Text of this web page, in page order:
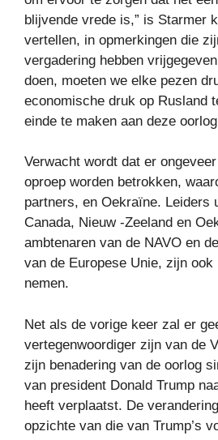
blijvende vrede is,” is Starmer
vertellen, in opmerkingen die
vergadering hebben
doen, moeten we elke pezen
economische druk op Rusland
einde te maken aan deze
Verwacht wordt dat er
oproep worden betrokken,
partners, en Oekraïne. Leiders
Canada, Nieuw -Zeeland en
ambtenaren van de NAVO en
van de Europese Unie, zijn
nemen.
Net als de vorige keer zal er
vertegenwoordiger zijn van de
zijn benadering van de oorlog
van president Donald Trump
heeft verplaatst. De
opzichte van die van Trump’s